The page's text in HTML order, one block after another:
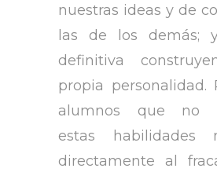
nuestras ideas y de
las de los demás;
definitiva
propia personalidad.
alumnos que no
estas habilidades
directamente al